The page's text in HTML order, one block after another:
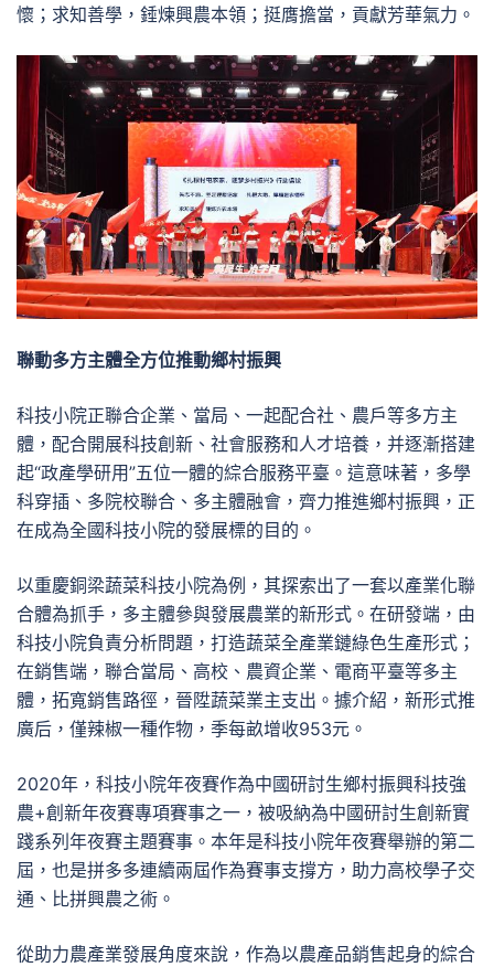
懷；求知善學，錘煉興農本領；挺膺擔當，貢獻芳華氣力。
聯動多方主體全方位推動鄉村振興
科技小院正聯合企業、當局、一起配合社、農戶等多方主
體，配合開展科技創新、社會服務和人才培養，并逐漸搭建
起“政產學研用”五位一體的綜合服務平臺。這意味著，多學
科穿插、多院校聯合、多主體融會，齊力推進鄉村振興，正
在成為全國科技小院的發展標的目的。
以重慶銅梁蔬菜科技小院為例，其探索出了一套以產業化聯
合體為抓手，多主體參與發展農業的新形式。在研發端，由
科技小院負責分析問題，打造蔬菜全產業鏈綠色生產形式；
在銷售端，聯合當局、高校、農資企業、電商平臺等多主
體，拓寬銷售路徑，晉陞蔬菜業主支出。據介紹，新形式推
廣后，僅辣椒一種作物，季每畝增收953元。
2020年，科技小院年夜賽作為中國研討生鄉村振興科技強
農+創新年夜賽專項賽事之一，被吸納為中國研討生創新實
踐系列年夜賽主題賽事。本年是科技小院年夜賽舉辦的第二
屆，也是拼多多連續兩屆作為賽事支撐方，助力高校學子交
通、比拼興農之術。
從助力農產業發展角度來說，作為以農產品銷售起身的綜合